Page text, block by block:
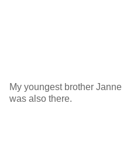
My youngest brother Janne
was also there.